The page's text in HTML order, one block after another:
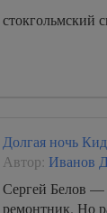
стокгольмский
Долгая ночь
Автор: Иванов
Сергей Белов
ремонтник. Но